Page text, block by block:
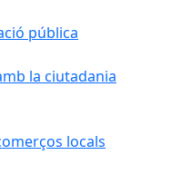
pública
la ciutadania
locals